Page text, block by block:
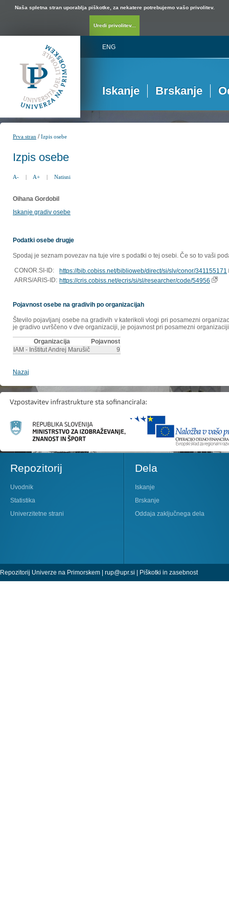
Naša spletna stran uporablja piškotke, za nekatere potrebujemo vašo privolitev.
Uredi privolitev...
ENG
Iskanje Brskanje
Prva stran /Izpis osebe
Izpis osebe
A- | A+ | Natisni
Oihana Gordobil
Iskanje gradiv osebe
Podatki osebe drugje
Spodaj je seznam povezav na tuje vire s podatki o tej osebi. Če so to vaši
CONOR.SI-ID:
https://bib.cobiss.net/biblioweb/direct/si/slv/conor/341155171
ARRS/ARIS-ID: https://cris.cobiss.net/ecris/si/sl/researcher/code/54956
Pojavnost osebe na gradivih po organizacijah
Število pojavljanj osebe na gradivih v katerikoli vlogi pri posamezni
je gradivo uvrščeno v dve organizaciji, je pojavnost pri posamezni
Organizacija
Pojavnost
IAM - Inštitut Andrej Marušič
9
Nazaj
Repozitorij
Uvodnik
Statistika
Univerzitetne strani
Dela
Iskanje
Brskanje
Oddaja zaključnega dela
Repozitorij Univerze na Primorskem | rup@upr.si Piškotki in zasebnost